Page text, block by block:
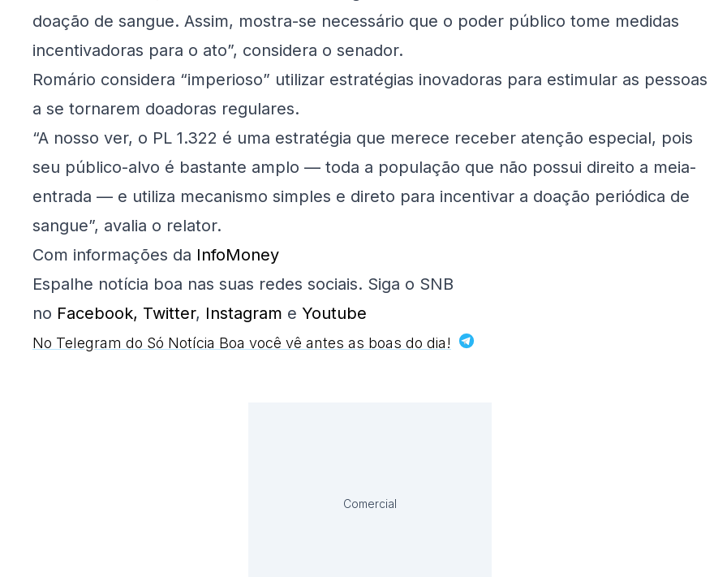
doação de sangue. Assim, mostra-se necessário que o poder público tome medidas
incentivadoras para o ato”, considera o senador.
Romário considera “imperioso” utilizar estratégias inovadoras para estimular as pessoas
a se tornarem doadoras regulares.
“A nosso ver, o PL 1.322 é uma estratégia que merece receber atenção especial, pois
seu público-alvo é bastante amplo — toda a população que não possui direito a meia-
entrada — e utiliza mecanismo simples e direto para incentivar a doação periódica de
sangue”, avalia o relator.
Com informações da InfoMoney
Espalhe notícia boa nas suas redes sociais. Siga o SNB
no Facebook, Twitter, Instagram e Youtube
No Telegram do Só Notícia Boa você vê antes as boas do dia!
Comercial